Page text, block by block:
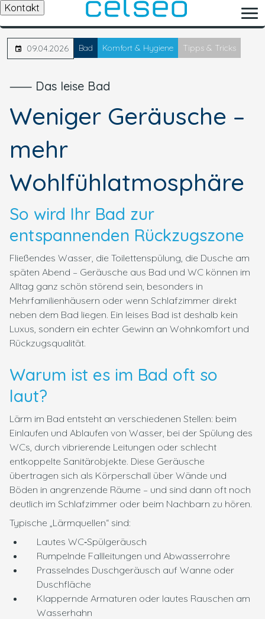
Kontakt
09.04.2026 Bad Komfort & Hygiene Tipps & Tricks
⸺ Das leise Bad
Weniger Geräusche –
mehr
Wohlfühlatmosphäre
So wird Ihr Bad zur
entspannenden Rückzugszone
Fließendes Wasser, die Toilettenspülung, die Dusche am
späten Abend – Geräusche aus Bad und WC können im
Alltag ganz schön störend sein, besonders in
Mehrfamilienhäusern oder wenn Schlafzimmer direkt
neben dem Bad liegen. Ein leises Bad ist deshalb kein
Luxus, sondern ein echter Gewinn an Wohnkomfort und
Rückzugsqualität.
Warum ist es im Bad oft so
laut?
Lärm im Bad entsteht an verschiedenen Stellen: beim
Einlaufen und Ablaufen von Wasser, bei der Spülung des
WCs, durch vibrierende Leitungen oder schlecht
entkoppelte Sanitärobjekte. Diese Geräusche
übertragen sich als Körperschall über Wände und
Böden in angrenzende Räume – und sind dann oft noch
deutlich im Schlafzimmer oder beim Nachbarn zu hören.
Typische „Lärmquellen“ sind:
Lautes WC‑Spülgeräusch
Rumpelnde Fallleitungen und Abwasserrohre
Prasselndes Duschgeräusch auf Wanne oder
Duschfläche
Klappernde Armaturen oder lautes Rauschen am
Wasserhahn